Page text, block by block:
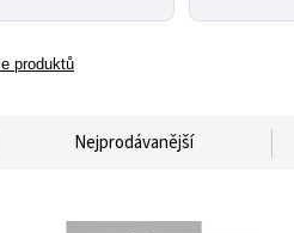
produktů
Nejprodávanější